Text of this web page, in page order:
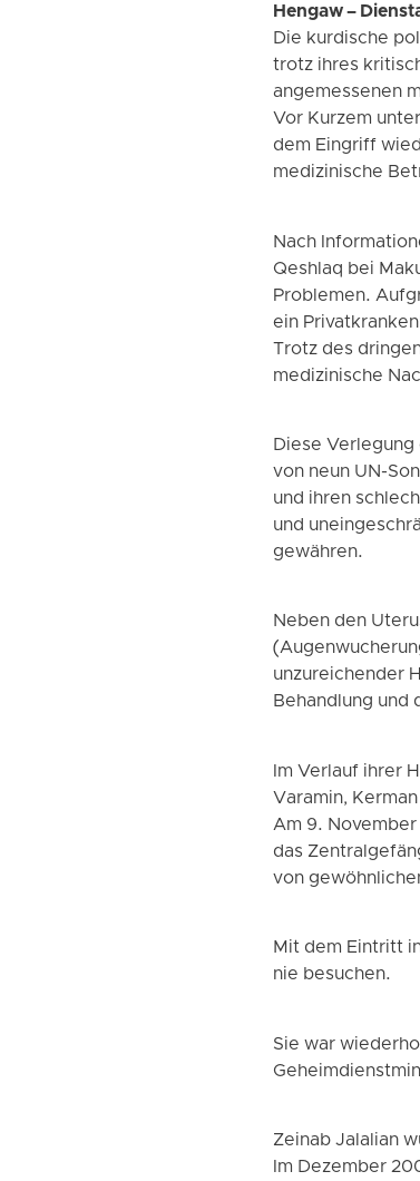
Hengaw –
Die kurdische
trotz ihres
angemessenen
Vor Kurzem
dem Eingriff
medizinische
Nach
Qeshlaq bei
Problemen.
ein
Trotz des
medizinische
Diese
von neun UN-
und ihren
und
gewähren.
Neben den
unzureichender
Behandlung und
Im Verlauf ihrer
Varamin,
Am 9.
das
von
Mit dem Eintritt
nie besuchen.
Sie war
Zeinab Jalalian
Im Dezember